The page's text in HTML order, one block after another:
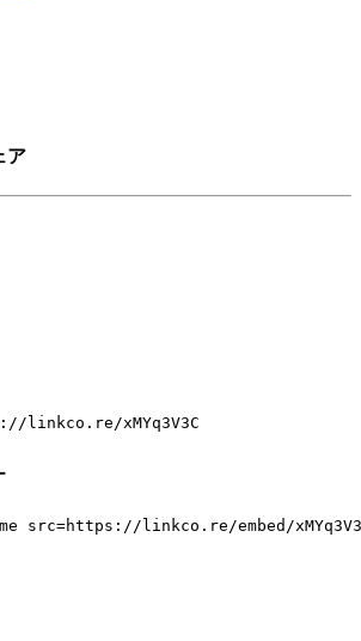
ア
linkco.re/xMYq3V3C
src=https://linkco.re/embed/